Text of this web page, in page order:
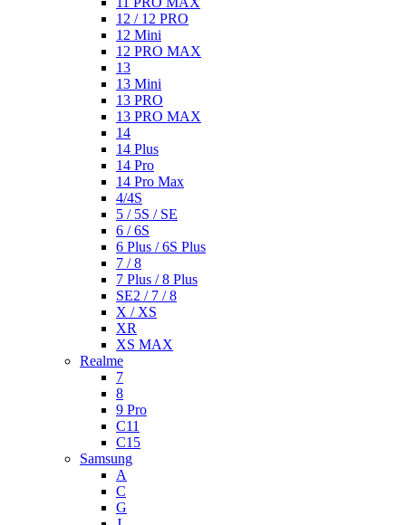
12 / 12 PRO
12 Mini
12 PRO MAX
13
13 Mini
13 PRO
13 PRO MAX
14
14 Plus
14 Pro
14 Pro Max
4/4S
5 / 5S / SE
6 / 6S
6 Plus / 6S Plus
7 / 8
7 Plus / 8 Plus
SE2 / 7 / 8
X / XS
XR
XS MAX
Realme
7
8
9 Pro
C11
C15
Samsung
A
C
G